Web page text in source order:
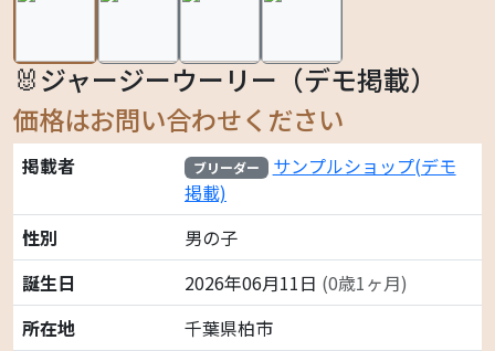
🐰ジャージーウーリー（デモ掲載）
価格はお問い合わせください
掲載者 ブリーダー
サンプルショップ(デモ
掲載)
性別
男の子
誕生日
2026年06月11日 (0歳1ヶ月)
所在地
千葉県柏市